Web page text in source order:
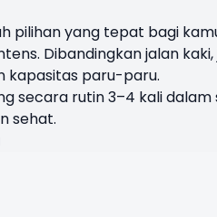
pilihan yang tepat bagi
Dibandingkan jalan
kapasitas paru-paru.
secara rutin 3–4 kali
sehat.